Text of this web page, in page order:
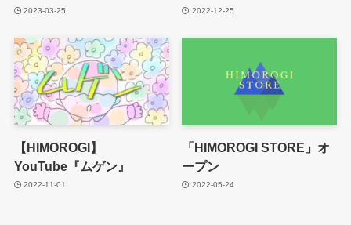
2023-03-25 2022-12-25
【HIMOROGI】
YouTube『ムゲン』
2022-11-01
「HIMOROGI STORE」オ
ープン
2022-05-24